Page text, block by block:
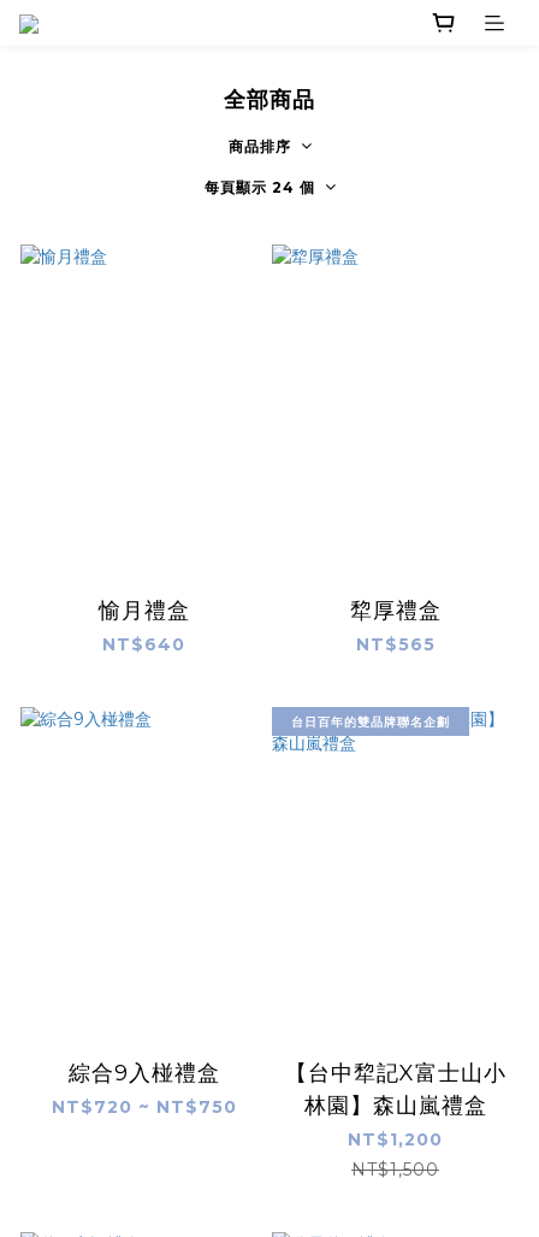
全部商品
商品排序
每頁顯示 24 個
愉月禮盒
NT$640
犂厚禮盒
NT$565
綜合9入椪禮盒
NT$720 ~ NT$750
台日百年的雙品牌聯名企劃
【台中犂記X富士山小
林園】森山嵐禮盒
NT$1,200
NT$1,500